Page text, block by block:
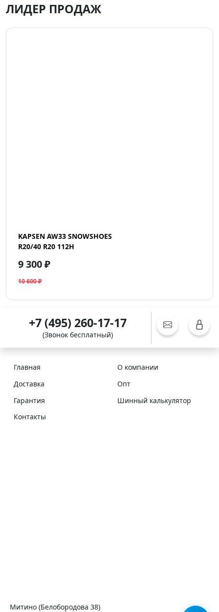
ЛИДЕР ПРОДАЖ
KAPSEN AW33 SNOWSHOES
R20/40 R20 112H
9 300 ₽
10 600 ₽
+7 (495) 260-17-17
(Звонок бесплатный)
Главная
О компании
Доставка
Опт
Гарантия
Шинный калькулятор
Контакты
Митино (Белобородова 38)